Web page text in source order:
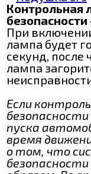
Контрольная
При
лампа будет
секунд, после
лампа
Если
пуска
время
о том, что